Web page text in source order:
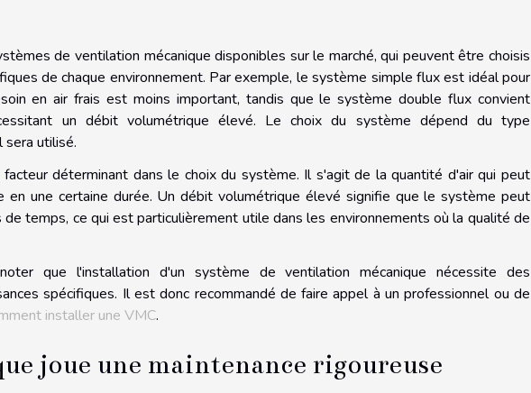
de ventilation mécanique disponibles sur le marché, qui peuvent être choisis
de chaque environnement. Par exemple, le système simple flux est idéal pour
en air frais est moins important, tandis que le système double flux convient
un débit volumétrique élevé. Le choix du système dépend du type
sera utilisé.
déterminant dans le choix du système. Il s'agit de la quantité d'air qui peut
une certaine durée. Un débit volumétrique élevé signifie que le système peut
de temps, ce qui est particulièrement utile dans les environnements où la qualité de
que l'installation d'un système de ventilation mécanique nécessite des
spécifiques. Il est donc recommandé de faire appel à un professionnel ou de
installer une VMC.
joue une maintenance rigoureuse